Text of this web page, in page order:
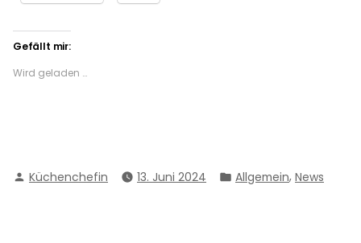
Gefällt mir:
Wird geladen …
Verfasst
Küchenchefin 13. Juni 2024
Veröffentlicht
Allgemein, News